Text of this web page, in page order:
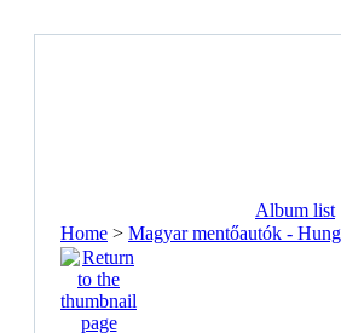
Album list
Home > Magyar mentőautók -